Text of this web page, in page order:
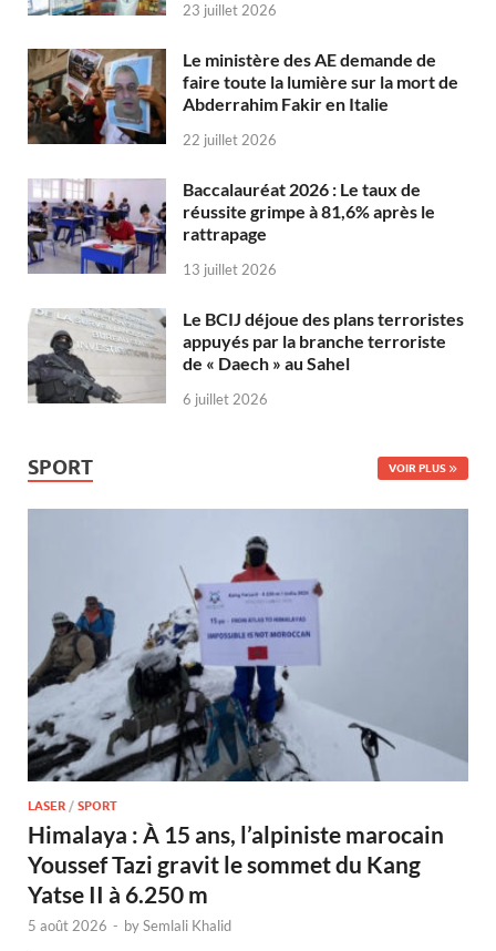
23 juillet 2026
Le ministère des AE demande de
faire toute la lumière sur la mort de
Abderrahim Fakir en Italie
22 juillet 2026
Baccalauréat 2026 : Le taux de
réussite grimpe à 81,6% après le
rattrapage
13 juillet 2026
Le BCIJ déjoue des plans terroristes
appuyés par la branche terroriste
de « Daech » au Sahel
6 juillet 2026
SPORT VOIR PLUS
LASER / SPORT
Himalaya : À 15 ans, l’alpiniste marocain
Youssef Tazi gravit le sommet du Kang
Yatse II à 6.250 m
5 août 2026 - bySemlali Khalid